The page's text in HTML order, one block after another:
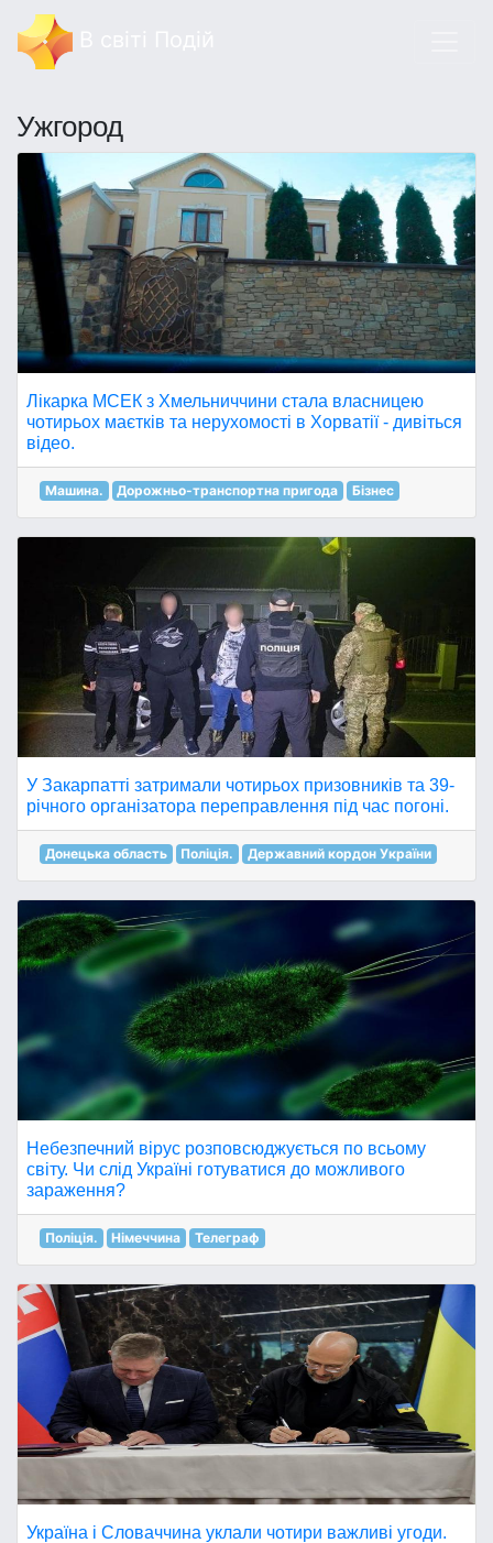
Ужгород
Лікарка МСЕК з Хмельниччини стала власницею
чотирьох маєтків та нерухомості в Хорватії - дивіться
відео.
Машина. Дорожньо-транспортна пригода Бізнес
У Закарпатті затримали чотирьох призовників та 39-
річного організатора переправлення під час погоні.
Донецька область Поліція. Державний кордон України
Небезпечний вірус розповсюджується по всьому
світу. Чи слід Україні готуватися до можливого
зараження?
Поліція. Німеччина Телеграф
Україна і Словаччина уклали чотири важливі угоди.